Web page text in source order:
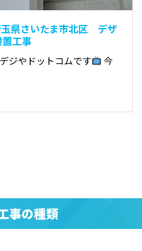
県さいたま市北区 デザ
工事
ジやドットコムです
今
事の種類